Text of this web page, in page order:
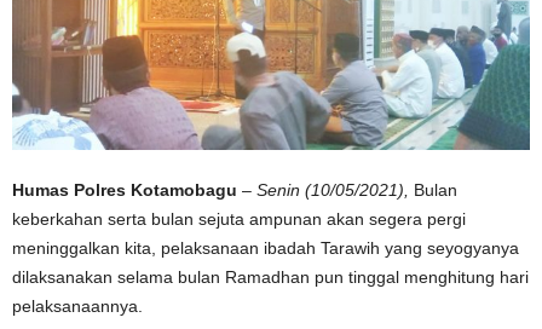
Humas Polres Kotamobagu – Senin (10/05/2021),
Bulan
keberkahan serta bulan sejuta ampunan akan segera pergi
meninggalkan kita, pelaksanaan ibadah Tarawih yang seyogyanya
dilaksanakan selama bulan Ramadhan pun tinggal menghitung hari
pelaksanaannya.